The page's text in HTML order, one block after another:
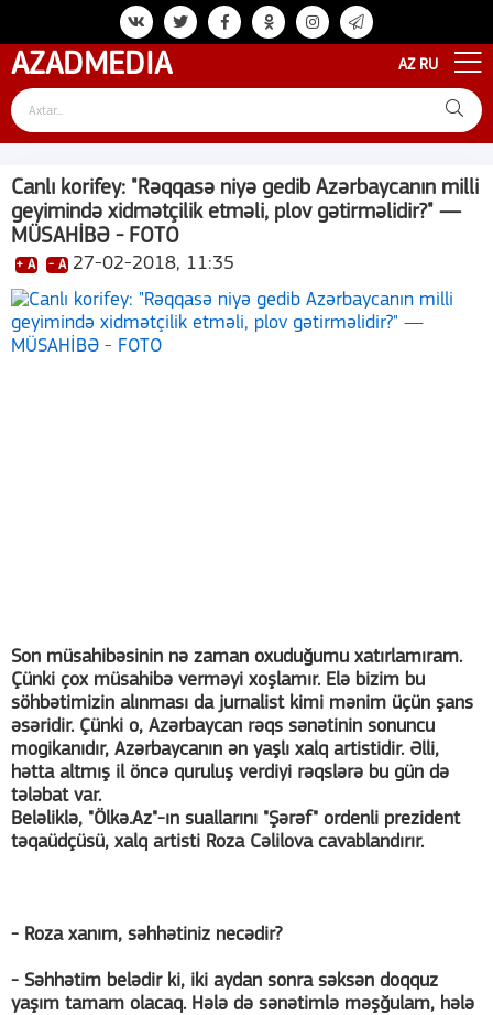
AZADMEDIA AZ RU
Canlı korifey: "Rəqqasə niyə gedib Azərbaycanın milli
geyimində xidmətçilik etməli, plov gətirməlidir?" —
MÜSAHİBƏ - FOTO
+ A - A 27-02-2018, 11:35
Son müsahibəsinin nə zaman oxuduğumu xatırlamıram.
Çünki çox müsahibə verməyi xoşlamır. Elə bizim bu
söhbətimizin alınması da jurnalist kimi mənim üçün şans
əsəridir. Çünki o, Azərbaycan rəqs sənətinin sonuncu
mogikanıdır, Azərbaycanın ən yaşlı xalq artistidir. Əlli,
hətta altmış il öncə quruluş verdiyi rəqslərə bu gün də
tələbat var.
Beləliklə, "Ölkə.Az"-ın suallarını "Şərəf" ordenli prezident
təqaüdçüsü, xalq artisti Roza Cəlilova cavablandırır.
- Roza xanım, səhhətiniz necədir?
- Səhhətim belədir ki, iki aydan sonra səksən doqquz
yaşım tamam olacaq. Hələ də sənətimlə məşğulam, hələ